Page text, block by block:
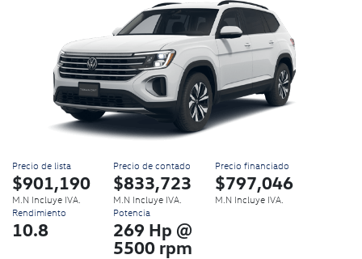
Precio de lista
$901,190
M.N Incluye IVA.
Precio de contado
$833,723
M.N Incluye IVA.
Precio financiado
$797,046
M.N Incluye IVA.
Rendimiento
10.8
Potencia
269 Hp @
5500 rpm